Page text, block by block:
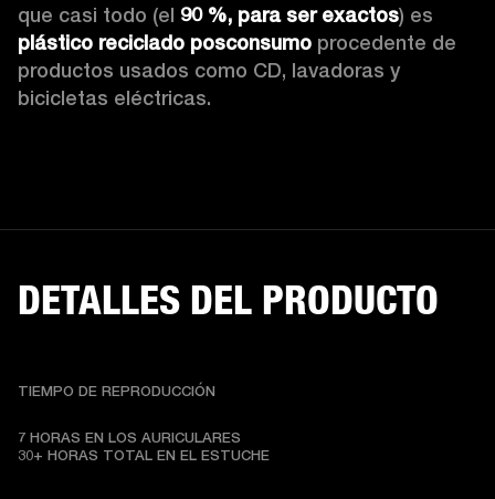
que casi todo (el 90 %, para ser exactos
plástico reciclado posconsumo procedente de
productos usados como CD, lavadoras y
bicicletas eléctricas.
DETALLES DEL PRODUCTO
TIEMPO DE REPRODUCCIÓN
7 HORAS EN LOS AURICULARES
30+ HORAS TOTAL EN EL ESTUCHE